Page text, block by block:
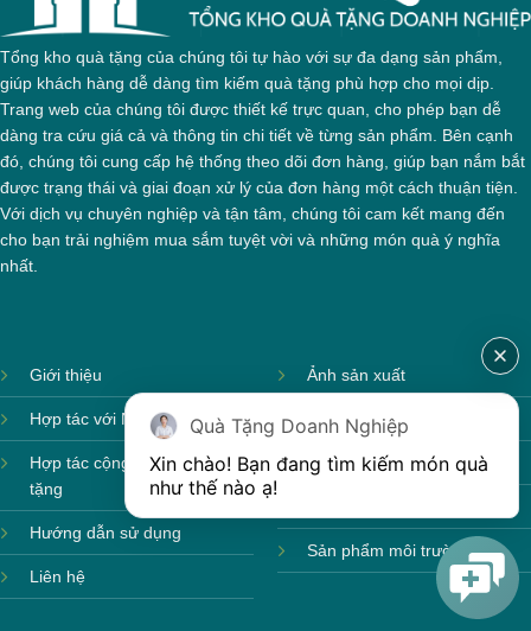
Tổng kho quà tặng của chúng tôi tự hào với sự đa dạng sản phẩm,
giúp khách hàng dễ dàng tìm kiếm quà tặng phù hợp cho mọi dịp.
Trang web của chúng tôi được thiết kế trực quan, cho phép bạn dễ
dàng tra cứu giá cả và thông tin chi tiết về từng sản phẩm. Bên cạnh
đó, chúng tôi cung cấp hệ thống theo dõi đơn hàng, giúp bạn nắm bắt
được trạng thái và giai đoạn xử lý của đơn hàng một cách thuận tiện.
Với dịch vụ chuyên nghiệp và tận tâm, chúng tôi cam kết mang đến
cho bạn trải nghiệm mua sắm tuyệt vời và những món quà ý nghĩa
nhất.
Giới thiệu
Hợp tác với Nhà cung cấp
Hợp tác cộng tác viên quà
tặng
Hướng dẫn sử dụng
Liên hệ
Ảnh sản xuất
Sản phẩm theo mùa
Sản phẩm sẵn hàng
Sản phẩm môi trường
Quà Tặng Doanh Nghiệp
Xin chào! Bạn đang tìm kiếm món quà
như thế nào ạ!